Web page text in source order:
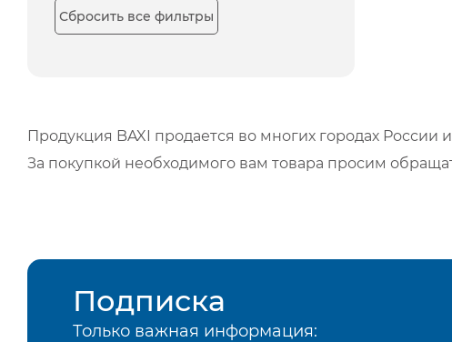
Сбросить все фильтры
Продукция BAXI продается во многих городах России
За покупкой необходимого вам товара просим
Подписка
Только важная информация: